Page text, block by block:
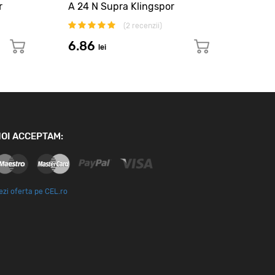
A 24 N Supra Klingspor
(2 recenzii)
6.86 lei
ACCEPTAM:
oferta pe CEL.ro